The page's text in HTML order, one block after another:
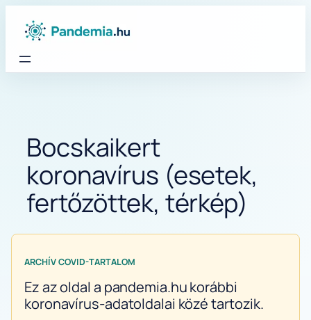
Bocskaikert
koronavírus (esetek,
fertőzöttek, térkép)
ARCHÍV COVID-TARTALOM
Ez az oldal a pandemia.hu korábbi
koronavírus-adatoldalai közé tartozik.